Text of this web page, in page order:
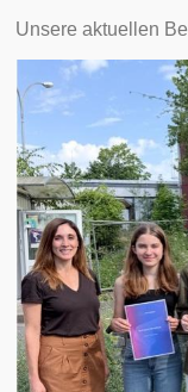
Unsere aktuellen